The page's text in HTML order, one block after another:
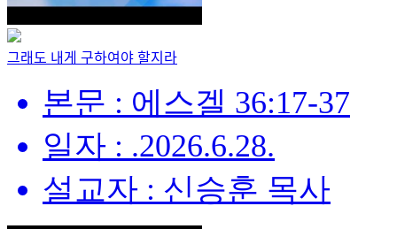
그래도 내게 구하여야 할지라
본문 : 에스겔 36:17-37
일자 : .2026.6.28.
설교자 : 신승훈 목사